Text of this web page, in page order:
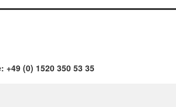
(0) 1520 350 53 35